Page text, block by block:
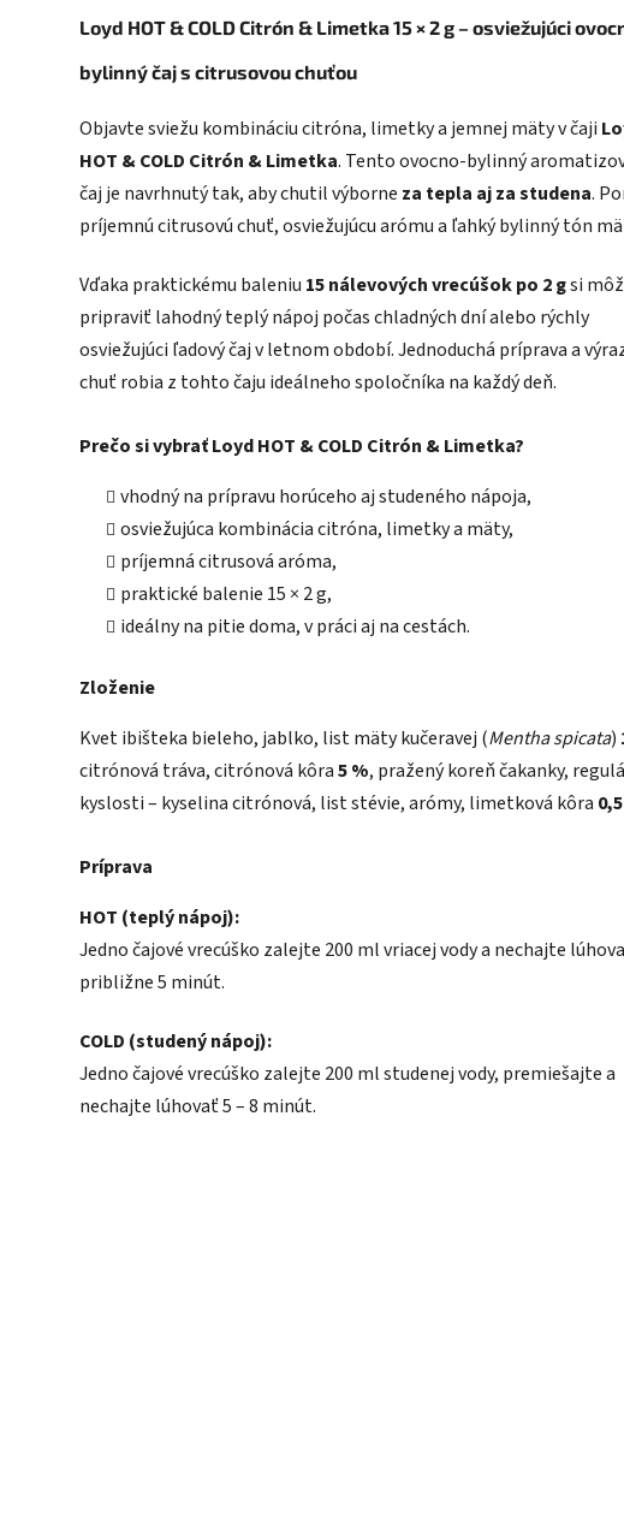
Loyd HOT & COLD Citrón & Limetka 15 × 2 g – osviežujúci
bylinný čaj s citrusovou chuťou
Objavte sviežu kombináciu citróna, limetky a jemnej mäty v čaji
HOT & COLD Citrón & Limetka. Tento ovocno-bylinný
čaj je navrhnutý tak, aby chutil výborne za tepla aj za studena.
príjemnú citrusovú chuť, osviežujúcu arómu a ľahký bylinný tón
Vďaka praktickému baleniu 15 nálevových vrecúšok po 2 gsi
pripraviť lahodný teplý nápoj počas chladných dní alebo rýchly
osviežujúci ľadový čaj v letnom období. Jednoduchá príprava a
chuť robia z tohto čaju ideálneho spoločníka na každý deň.
Prečo si vybrať Loyd HOT & COLD Citrón & Limetka?
vhodný na prípravu horúceho aj studeného nápoja,
osviežujúca kombinácia citróna, limetky a mäty,
príjemná citrusová aróma,
praktické balenie 15 × 2 g,
ideálny na pitie doma, v práci aj na cestách.
Zloženie
Kvet ibišteka bieleho, jablko, list mäty kučeravej (Mentha spicata)
citrónová tráva, citrónová kôra5 %, pražený koreň čakanky,
kyslosti – kyselina citrónová, list stévie, arómy, limetková kôra
Príprava
HOT (teplý nápoj):
Jedno čajové vrecúško zalejte 200 ml vriacej vody a nechajte
približne 5 minút.
COLD (studený nápoj):
Jedno čajové vrecúško zalejte 200 ml studenej vody, premiešajte a
nechajte lúhovať 5 – 8 minút.